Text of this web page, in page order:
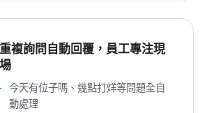
重複詢問自動回覆，員工專注現
場
今天有位子嗎、幾點打烊等問題全自
動處理